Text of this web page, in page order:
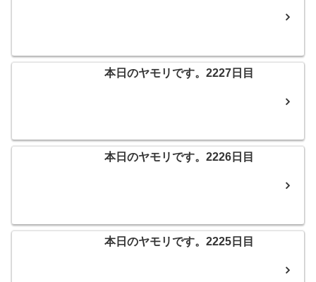
本日のヤモリです。2227日目
本日のヤモリです。2226日目
本日のヤモリです。2225日目